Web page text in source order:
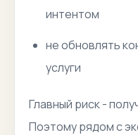
интентом
не обновлять
услуги
Главный риск -
Поэтому рядом с